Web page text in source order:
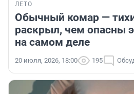
ЛЕТО
Обычный комар —
раскрыл, чем опасны
на самом деле
20 июля, 2026, 18:00 195